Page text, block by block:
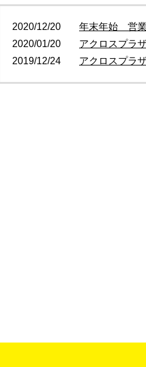
2020/12/20
年末年始 営業
2020/01/20
アクロスプラ
2019/12/24
アクロスプラ